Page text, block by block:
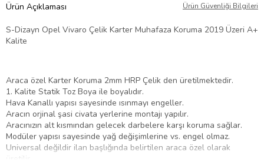
Ürün Açıklaması Ürün Güvenliği Bilgileri
S-Dizayn Opel Vivaro Çelik Karter Muhafaza Koruma 2019 Üzeri A+
Kalite
Araca özel Karter Koruma 2mm HRP Çelik den üretilmektedir.
1. Kalite Statik Toz Boya ile boyalıdır.
Hava Kanallı yapısı sayesinde ısınmayı engeller.
Aracın orjinal şasi civata yerlerine montajı yapılır.
Aracınızın alt kısmından gelecek darbelere karşı koruma sağlar.
Modüler yapısı sayesinde yağ değişimlerine vs. engel olmaz.
Universal değildir ilan başlığında belirtilen araca özel olarak
üretilir.